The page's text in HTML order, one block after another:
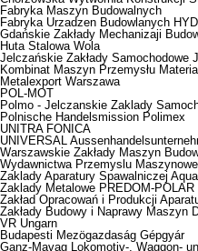
Fabryka Maszyn Budowalnych
Fabryka Urzadzen Budowlanych
Gdańskie Zakłady Mechanizaji
Huta Stalowa Wola
Jelczańskie Zakłady Samochodowe
Kombinat Maszyn Przemysłu
Metalexport Warszawa
POL-MOT
Polmo - Jelczanskie Zaklady
Polnische Handelsmission Polimex
UNITRA FONICA
UNIVERSAL
Warszawskie Zakłady Maszyn
Wydawnictwa Przemyslu
Zaklady Aparatury Spawalniczej Aqua
Zaklady Metalowe PREDOM-POLAR
Zakład Opracowań i Produkcji
Zakłady Budowy i Naprawy Maszyn
VR Ungarn
Budapesti Mezögazdaság Gépgyár
Ganz-Mavag Lokomotiv-, Waggon-